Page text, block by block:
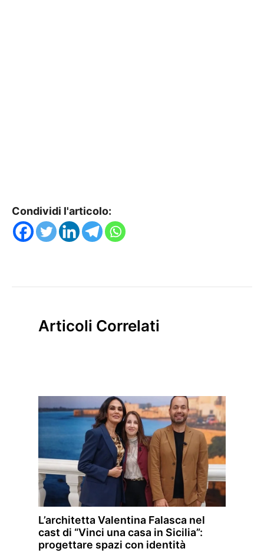
Condividi l'articolo:
Articoli Correlati
L’architetta Valentina Falasca nel
cast di “Vinci una casa in Sicilia”:
progettare spazi con identità